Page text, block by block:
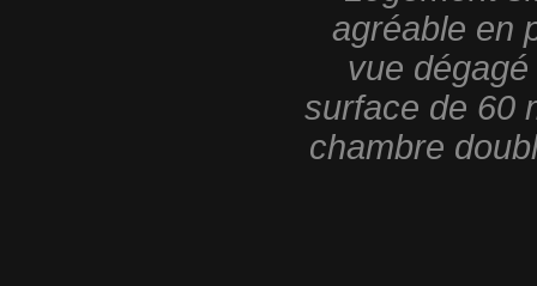
agréable en
vue
surface de 60
chambre